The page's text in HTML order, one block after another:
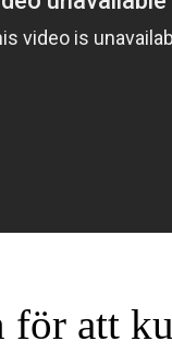
för att